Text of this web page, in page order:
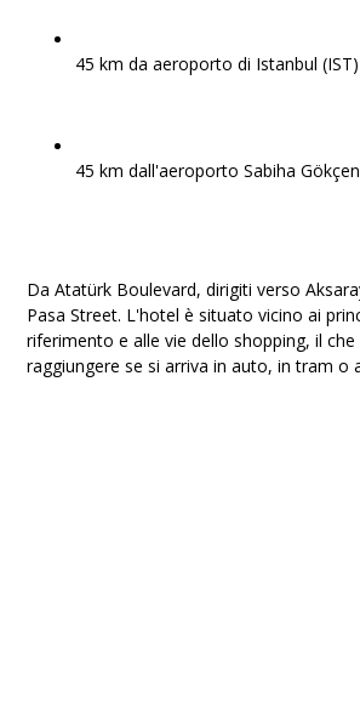
45 km da aeroporto di Istanbul (IST)
45 km dall'aeroporto Sabiha
Da Atatürk Boulevard, dirigiti verso
Pasa Street. L'hotel è situato vicino ai
riferimento e alle vie dello shopping, il che
raggiungere se si arriva in auto, in tram o